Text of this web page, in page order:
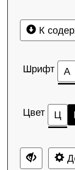
К
Шрифт А
Цвет Ц